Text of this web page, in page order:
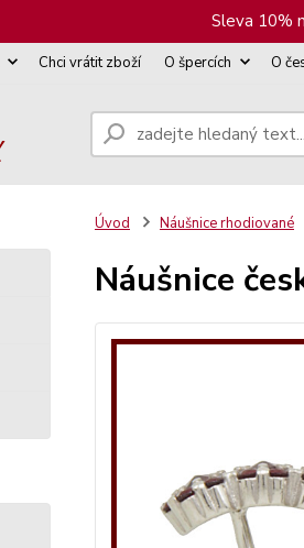
Sleva 10%
Chci vrátit zboží O špercích O
Úvod Náušnice rhodiované
Náušnice